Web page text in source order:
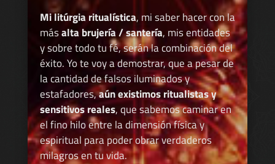
Mi litúrgia ritualística, mi saber hacer con la
másalta brujería / santería, mis entidades
y sobre todo tu fé, serán la combinación del
éxito. Yo te voy a demostrar, que a pesar de
la cantidad de falsos iluminados y
estafadores,aún existimos ritualistas y
sensitivos reales, que sabemos caminar en
el fino hilo entre la dimensión física y
espiritual para poder obrar verdaderos
milagros en tu vida.